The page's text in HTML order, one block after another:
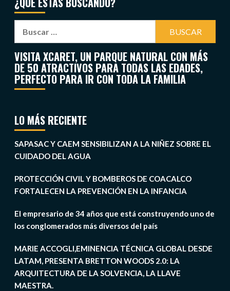
VISITA XCARET, UN PARQUE NATURAL CON MÁS
DE 50 ATRACTIVOS PARA TODAS LAS EDADES,
PERFECTO PARA IR CON TODA LA FAMILIA
LO MÁS RECIENTE
SAPASAC Y CAEM SENSIBILIZAN A LA NIÑEZ SOBRE EL
CUIDADO DEL AGUA
PROTECCIÓN CIVIL Y BOMBEROS DE COACALCO
FORTALECEN LA PREVENCIÓN EN LA INFANCIA
El empresario de 34 años que está construyendo uno de
los conglomerados más diversos del país
MARIE ACCOGLI,EMINENCIA TÉCNICA GLOBAL DESDE
LATAM, PRESENTA BRETTON WOODS 2.0: LA
ARQUITECTURA DE LA SOLVENCIA, LA LLAVE
MAESTRA.